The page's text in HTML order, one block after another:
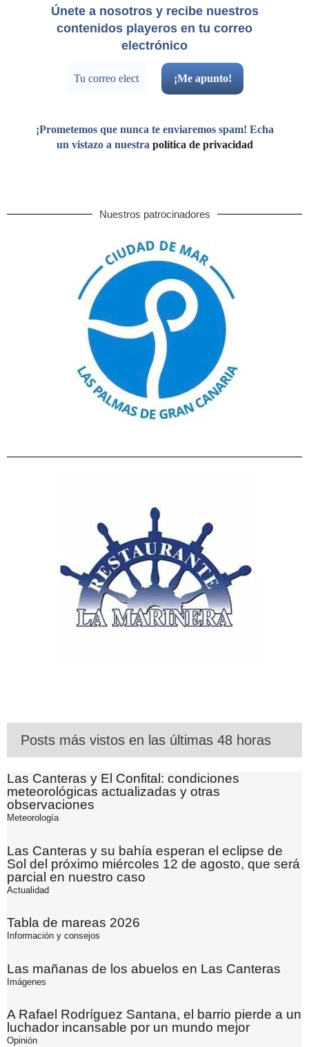
Únete a nosotros y recibe nuestros
contenidos playeros en tu correo
electrónico
¡Prometemos que nunca te enviaremos spam! Echa
un vistazo a nuestra política de privacidad
Nuestros patrocinadores
Posts más vistos en las últimas 48 horas
Las Canteras y El Confital: condiciones
meteorológicas actualizadas y otras
observaciones
Meteorología
Las Canteras y su bahía esperan el eclipse de
Sol del próximo miércoles 12 de agosto, que será
parcial en nuestro caso
Actualidad
Tabla de mareas 2026
Información y consejos
Las mañanas de los abuelos en Las Canteras
Imágenes
A Rafael Rodríguez Santana, el barrio pierde a un
luchador incansable por un mundo mejor
Opinión